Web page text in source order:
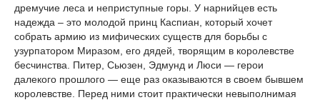
дремучие леса и неприступные горы. У нарнийцев есть
надежда – это молодой принц Каспиан, который хочет
собрать армию из мифических существ для борьбы с
узурпатором Миразом, его дядей, творящим в королевстве
бесчинства. Питер, Сьюзен, Эдмунд и Люси — герои
далекого прошлого — еще раз оказываются в своем бывшем
королевстве. Перед ними стоит практически невыполнимая